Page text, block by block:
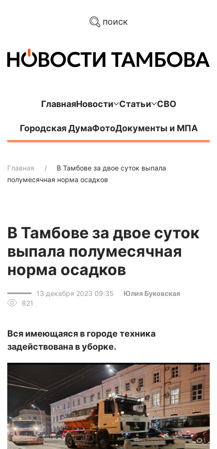
поиск
ГлавнаяНовости Статьи СВО
Городская ДумаФотоДокументы и МПА
Главная
В Тамбове за двое суток выпала
полумесячная норма осадков
В Тамбове за двое суток
выпала полумесячная
норма осадков
13 декабря 2023 09:35
Юлия Буковская
821
Вся имеющаяся в городе техника
задействована в уборке.